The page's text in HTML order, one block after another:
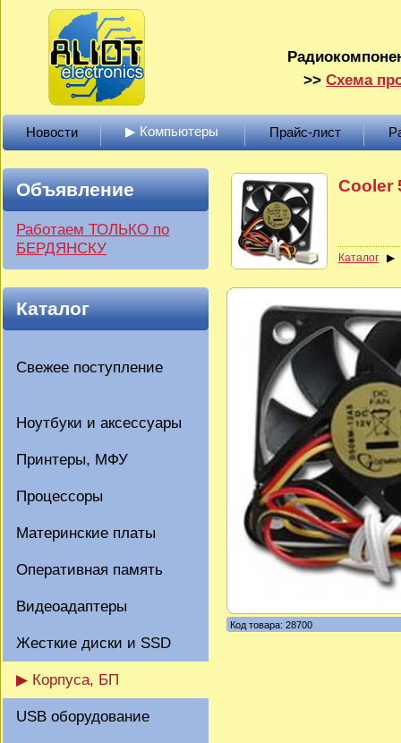
>> Схема
Новости ▶ Компьютеры Прайс-лист
Объявление
Работаем ТОЛЬКО по
БЕРДЯНСКУ
Каталог
Свежее поступление
Ноутбуки и аксессуары
Принтеры, МФУ
Процессоры
Материнские платы
Оперативная память
Видеоадаптеры
Жесткие диски и SSD
▶ Корпуса, БП
USB оборудование
Cooler
Каталог
Код товара: 28700